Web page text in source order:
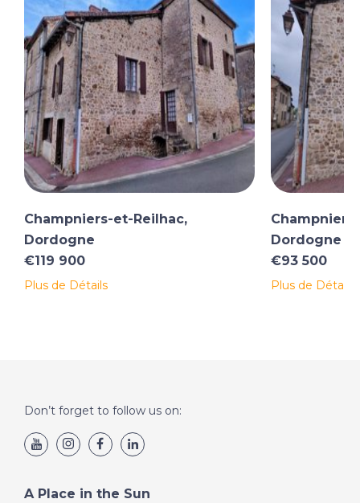
Champniers-et-Reilhac,
Dordogne
€119 900
Plus de Détails
Dordogne
€93 500
Plus de Détails
Don’t forget to follow us on:
A Place in the Sun